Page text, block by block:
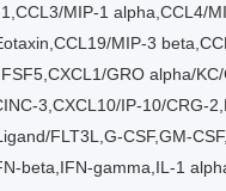
MIP-1 alpha,CCL4/
MIP-3
GRO alpha/
3,CXCL10/IP-10/CRG-
FLT3L,G-CSF,GM-
beta,IFN-gamma,IL-1